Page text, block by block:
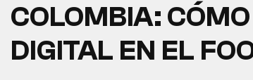
COLOMBIA:
DIGITAL EN EL